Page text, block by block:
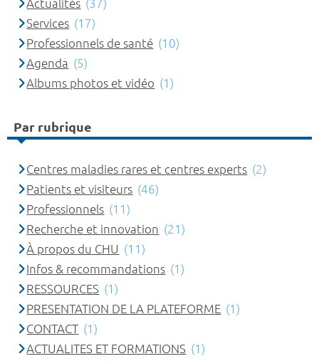
Actualités (37)
Services (17)
Professionnels de santé (10)
Agenda (5)
Albums photos et vidéo (1)
Par rubrique
Centres maladies rares et centres experts (2)
Patients et visiteurs (46)
Professionnels (11)
Recherche et innovation (21)
À propos du CHU (11)
Infos & recommandations (1)
RESSOURCES (1)
PRESENTATION DE LA PLATEFORME (1)
CONTACT (1)
ACTUALITES ET FORMATIONS (1)